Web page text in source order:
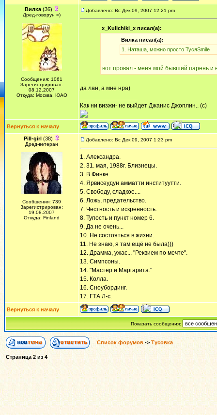
Вилка(36)
Дред-говорун =)
Сообщения: 1061
Зарегистрирован:
08.12.2007
Откуда: Москва, ЮАО
Добавлено: Вс Дек 09, 2007 12:21 pm
x_Kulichiki_x писал(а):
Вилка писал(а):
1. Наташа, можно просто ТусяSmile
вот провал - меня мой бывший парень и
да лан, а мне нра)
Как ни визжи- не выйдет Джанис Джоплин.. (с)
Вернуться к началу
Pill-girl (38)
Дред-ветеран
Сообщения: 739
Зарегистрирован:
19.08.2007
Откуда: Finland
Добавлено: Вс Дек 09, 2007 1:23 pm
1. Александра.
2. 31. мая, 1988г. Близнецы.
3. В Финке.
4. Ярвисеудун амматти институутти.
5. Свободу, сладкое....
6. Ложь, предательство.
7. Честность и искренность.
8. Тупость и пункт номер 6.
9. Да не очень...
10. Не состояться в жизни.
11. Не знаю, я там ещё не была)))
12. Драмма, ужас... "Реквием по мечте".
13. Симпсоны.
14. "Мастер и Маргарита."
15. Колла.
16. Сноубординг.
17. ГТА Л-с.
Вернуться к началу
Показать сообщения:
Список форумов -> Тусовка
Страница 2из 4